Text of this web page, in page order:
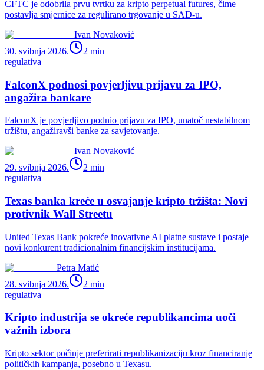
CFTC je odobrila prvu tvrtku za kripto perpetual futures, čime
postavlja smjernice za regulirano trgovanje u SAD-u.
Ivan Novaković
30. svibnja 2026.
2 min
regulativa
FalconX podnosi povjerljivu prijavu za IPO,
angažira bankare
FalconX je povjerljivo podnio prijavu za IPO, unatoč nestabilnom
tržištu, angažiravši banke za savjetovanje.
Ivan Novaković
29. svibnja 2026.
2 min
regulativa
Texas banka kreće u osvajanje kripto tržišta: Novi
protivnik Wall Streetu
United Texas Bank pokreće inovativne AI platne sustave i postaje
novi konkurent tradicionalnim financijskim institucijama.
Petra Matić
28. svibnja 2026.
2 min
regulativa
Kripto industrija se okreće republikancima uoči
važnih izbora
Kripto sektor počinje preferirati republikanizaciju kroz financiranje
političkih kampanja, posebno u Texasu.